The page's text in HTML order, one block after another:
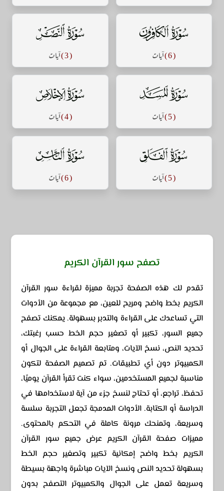
سورة الكافرون
( 6 ) آيات
سورة النصر
( 3 ) آيات
سورة المسد
( 5 ) آيات
سورة الإخلاص
( 4 ) آيات
سورة الفلق
( 5 ) آيات
سورة الناس
( 6 ) آيات
تصفح سور القرآن الكريم
تقدم لك هذه الصفحة تجربة مميزة لقراءة سور القرآن
الكريم بخط واضح ومريح للعين، مع مجموعة من الأدوات
التي تساعدك على القراءة والتدبر بسهولة. يمكنك تصفح
جميع السور، تكبير أو تصغير حجم الخط حسب رغبتك،
تحديد النص، نسخ الآيات، ومتابعة القراءة على الجوال أو
الكمبيوتر دون أي تطبيقات. تم تصميم الصفحة لتكون
مناسبة لجميع المستخدمين، سواء كنت تقرأ القرآن يوميًا،
تحفظ، تراجع، أو تحتاج لنسخ جزء من آية لاستخدامها في
الدراسة أو الكتابة. الأدوات المدمجة تجعل التجربة سلسة
وسريعة، وتمنحك مرونة كاملة في التحكم بالمحتوى.
مميزات صفحة القرآن الكريم عرض جميع سور القرآن
الكريم بخط واضح إمكانية تكبير وتصغير حجم الخط
بسهولة تحديد النص ونسخ الآيات مباشرة واجهة بسيطة
وسريعة تعمل على الجوال والكمبيوتر التصفح بدون